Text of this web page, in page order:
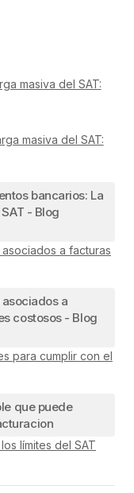
masiva del SAT:
masiva del SAT:
bancarios: La
- Blog
a facturas
a
costosos - Blog
para cumplir con el
que puede
límites del SAT